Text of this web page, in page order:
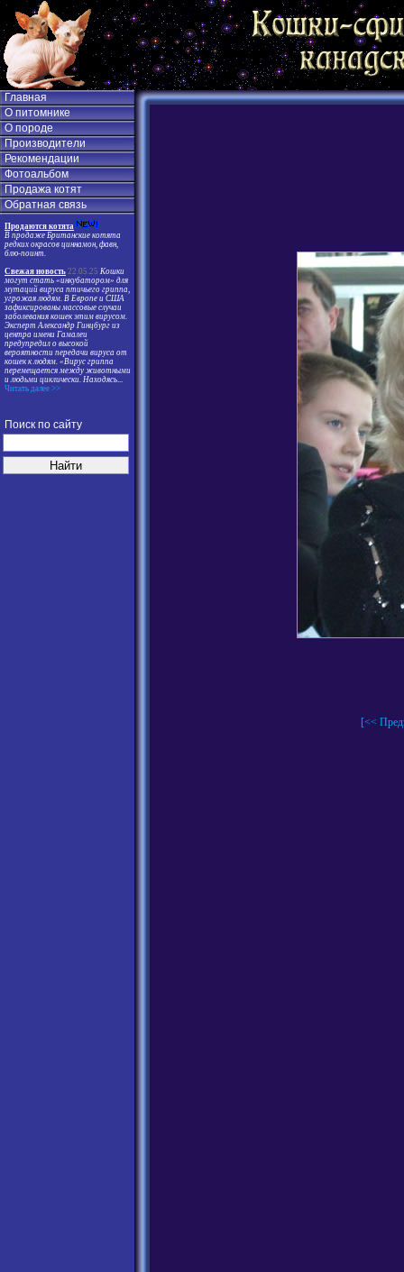
Главная
О питомнике
О породе
Производители
Рекомендации
Фотоальбом
Продажа котят
Обратная связь
Продаются котята
В продаже Британские котята
редких окрасов циннамон, фавн,
блю-поинт.
Свежая новость 22.05.25 Кошки
могут стать «инкубатором» для
мутаций вируса птичьего гриппа,
угрожая людям. В Европе и США
зафиксированы массовые случаи
заболевания кошек этим вирусом.
Эксперт Александр Гинцбург из
центра имени Гамалеи
предупредил о высокой
вероятности передачи вируса от
кошек к людям. «Вирус гриппа
перемещается между животными
и людьми циклически. Находясь...
Читать далее >>
Поиск по сайту
[<<